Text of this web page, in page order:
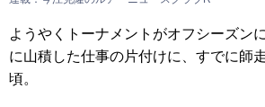
ようやくトーナメントがオフシーズン
に山積した仕事の片付けに、すでに師
頃。